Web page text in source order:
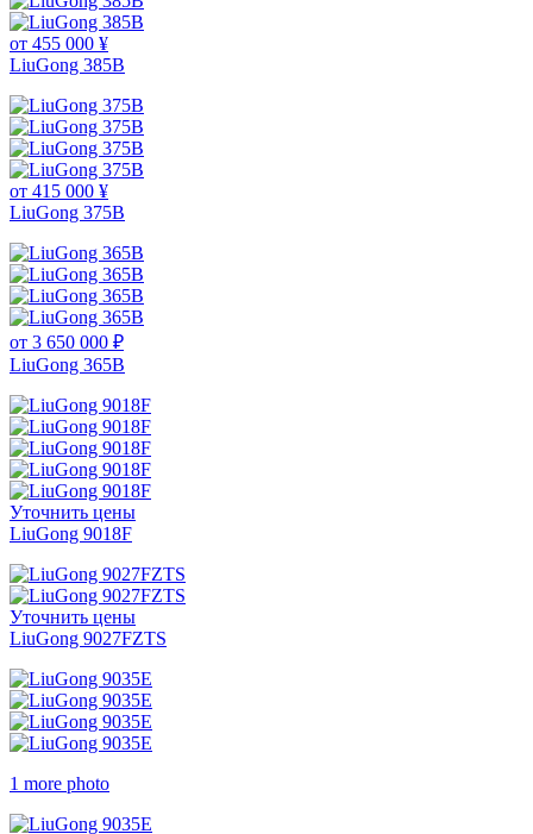
от 455 000 ¥
LiuGong 385B
от 415 000 ¥
LiuGong 375B
от 3 650 000 ₽
LiuGong 365B
Уточнить цены
LiuGong 9018F
Уточнить цены
LiuGong 9027FZTS
1 more photo